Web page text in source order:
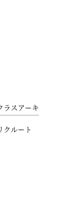
ラスアーキ
クルート